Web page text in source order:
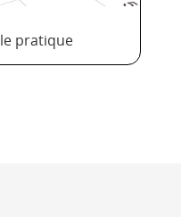
pratique